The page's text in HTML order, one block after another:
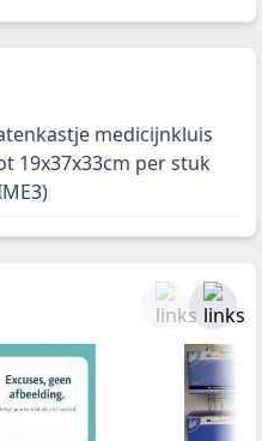
medicijnkluis
19x37x33cm per stuk